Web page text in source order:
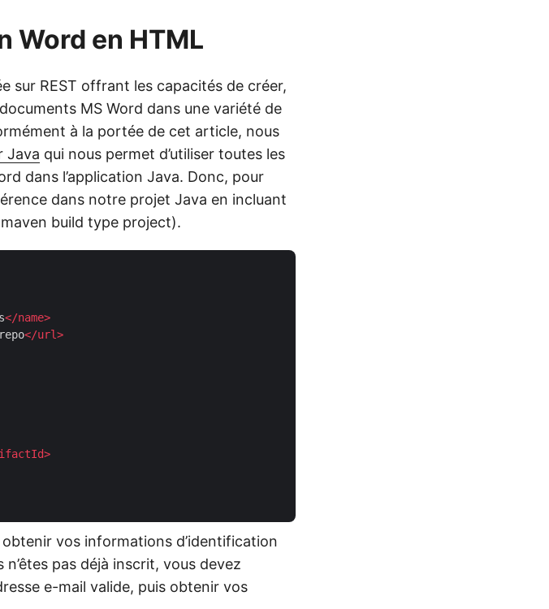
Word en HTML
sur REST offrant les capacités de créer,
MS Word dans une variété de
à la portée de cet article, nous
Java qui nous permet d’utiliser toutes les
dans l’application Java. Donc, pour
dans notre projet Java en incluant
build type project).
</name>
</url>
>
vos informations d’identification
n’êtes pas déjà inscrit, vous devez
e-mail valide, puis obtenir vos